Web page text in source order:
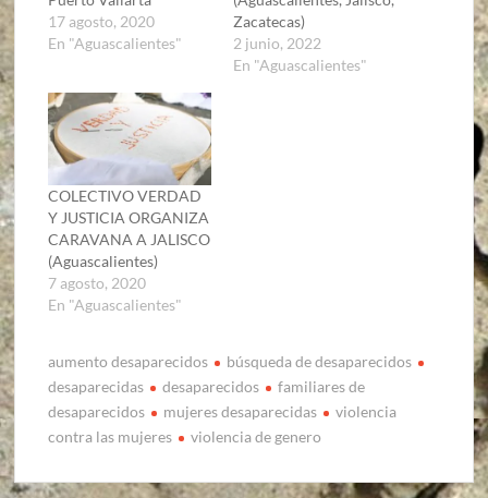
17 agosto, 2020
En "Aguascalientes"
Zacatecas)
2 junio, 2022
En "Aguascalientes"
COLECTIVO VERDAD
Y JUSTICIA ORGANIZA
CARAVANA A JALISCO
(Aguascalientes)
7 agosto, 2020
En "Aguascalientes"
aumento desaparecidos
búsqueda de desaparecidos
desaparecidas
desaparecidos
familiares de
desaparecidos
mujeres desaparecidas
violencia
contra las mujeres
violencia de genero